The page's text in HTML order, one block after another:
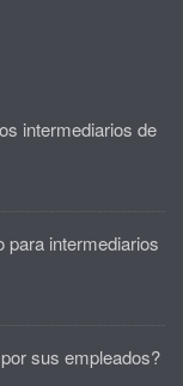
intermediarios de
para intermediarios
sus empleados?